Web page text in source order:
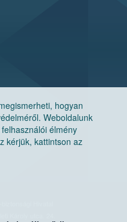
hogyan
Weboldalunk
élmény
kérjük, kattintson az
Hivatal